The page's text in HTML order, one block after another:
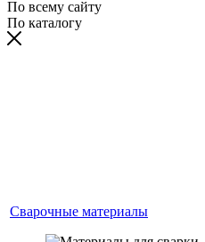
По всему сайту
По каталогу
Сварочные материалы